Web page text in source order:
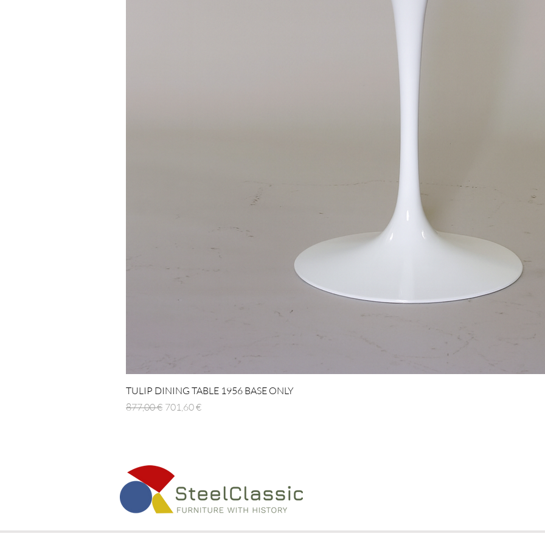
TULIP DINING TABLE 1956 BASE ONLY
Prezzo regolare
877,00 € Prezzo scontato
701,60 €